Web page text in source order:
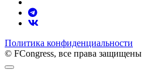
Политика конфиденциальности
© FCongress, все права защищены